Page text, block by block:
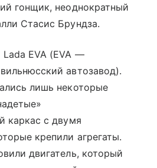
гонщик, неоднократный
Стасис Брундза.
Lada EVA (EVA —
автозавод).
лишь некоторые
каркас с двумя
крепили агрегаты.
двигатель, который